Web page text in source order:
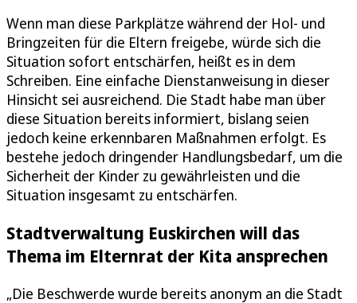
Wenn man diese Parkplätze während der Hol- und
Bringzeiten für die Eltern freigebe, würde sich die
Situation sofort entschärfen, heißt es in dem
Schreiben. Eine einfache Dienstanweisung in dieser
Hinsicht sei ausreichend. Die Stadt habe man über
diese Situation bereits informiert, bislang seien
jedoch keine erkennbaren Maßnahmen erfolgt. Es
bestehe jedoch dringender Handlungsbedarf, um die
Sicherheit der Kinder zu gewährleisten und die
Situation insgesamt zu entschärfen.
Stadtverwaltung Euskirchen will das
Thema im Elternrat der Kita ansprechen
„Die Beschwerde wurde bereits anonym an die Stadt